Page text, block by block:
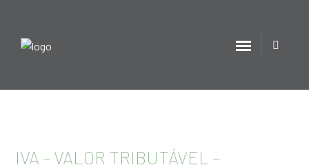
IVA – VALOR TRIBUTÁVEL –